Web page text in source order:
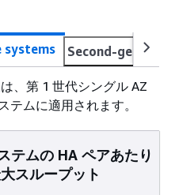
Second-
、第 1 世代シングル AZ
テムに適用されます。
テムの HA ペアあたり
スループット